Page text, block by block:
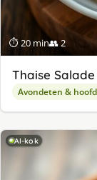
⏱ 20 min👥 2
Thaise
Avondeten &
AI-kok